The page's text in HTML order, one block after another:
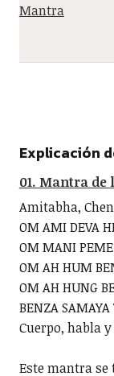
Mantra
Explicación
01. Mantra
Amitabha,
OM AMI DEVA
OM MANI
OM AH HUM
OM AH HUNG
BENZA
Cuerpo, habla
Este mantra